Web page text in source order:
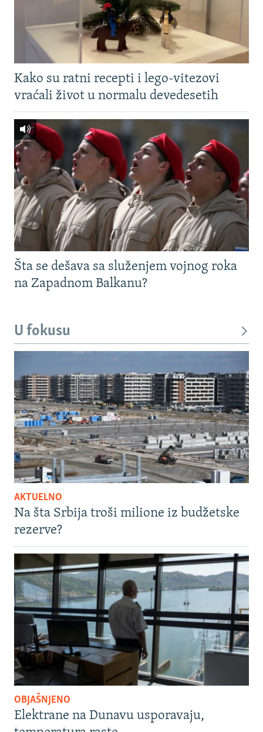
Kako su ratni recepti i lego-vitezovi
vraćali život u normalu devedesetih
Šta se dešava sa služenjem vojnog roka
na Zapadnom Balkanu?
U fokusu
AKTUELNO
Na šta Srbija troši milione iz budžetske
rezerve?
OBJAŠNJENO
Elektrane na Dunavu usporavaju,